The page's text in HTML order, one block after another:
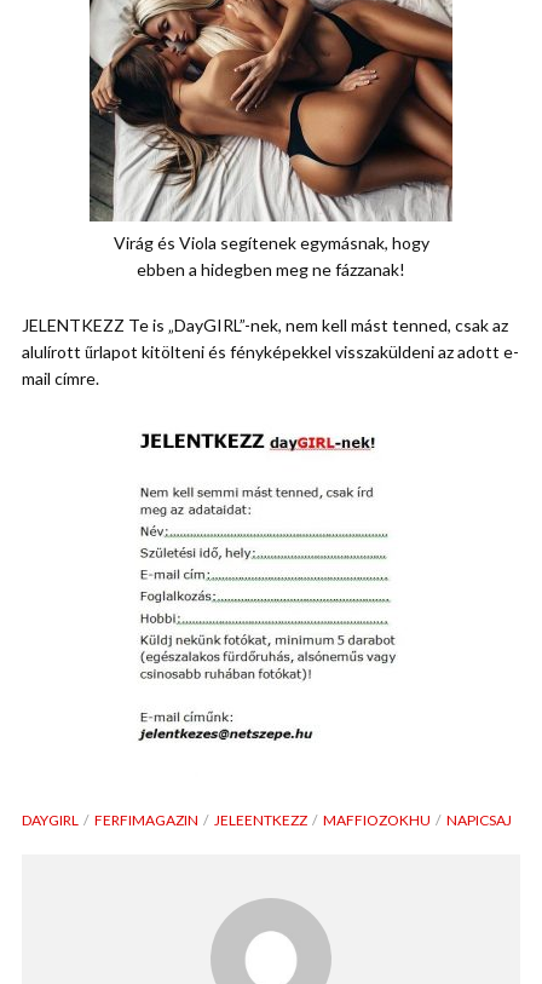
Virág és Viola segítenek egymásnak, hogy
ebben a hidegben meg ne fázzanak!
JELENTKEZZ Te is „DayGIRL”-nek, nem kell mást tenned, csak az
alulírott űrlapot kitölteni és fényképekkel visszaküldeni az adott e-
mail címre.
DAYGIRL FERFIMAGAZIN JELEENTKEZZ MAFFIOZOKHU NAPICSAJ